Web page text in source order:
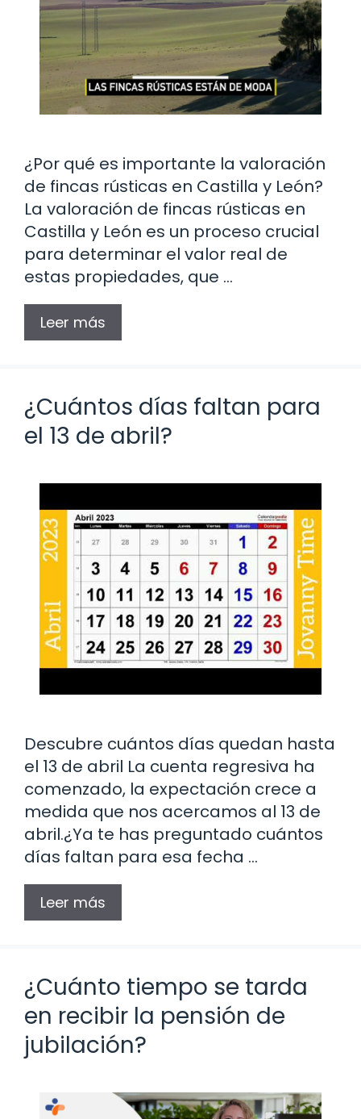
¿Por qué es importante la valoración
de fincas rústicas en Castilla y León?
La valoración de fincas rústicas en
Castilla y León es un proceso crucial
para determinar el valor real de
estas propiedades, que …
Leer más
¿Cuántos días faltan para
el 13 de abril?
Descubre cuántos días quedan hasta
el 13 de abril La cuenta regresiva ha
comenzado, la expectación crece a
medida que nos acercamos al 13 de
abril.¿Ya te has preguntado cuántos
días faltan para esa fecha …
Leer más
¿Cuánto tiempo se tarda
en recibir la pensión de
jubilación?